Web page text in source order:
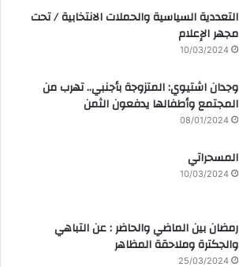
التعددية السياسية والحملات الانتخابية / تحت
مجهر الإعلام
10/03/2024
وجدان اشتيوي: المتزوجة بأجنبي.. تهرب من
المجتمع وأطفالها يدفعون الثمن
08/01/2024
المسحراتي
10/03/2024
رمضان بين الماضي والحاضر : عن التباهي
والجكترة وملاحقة المظاهر
25/03/2024